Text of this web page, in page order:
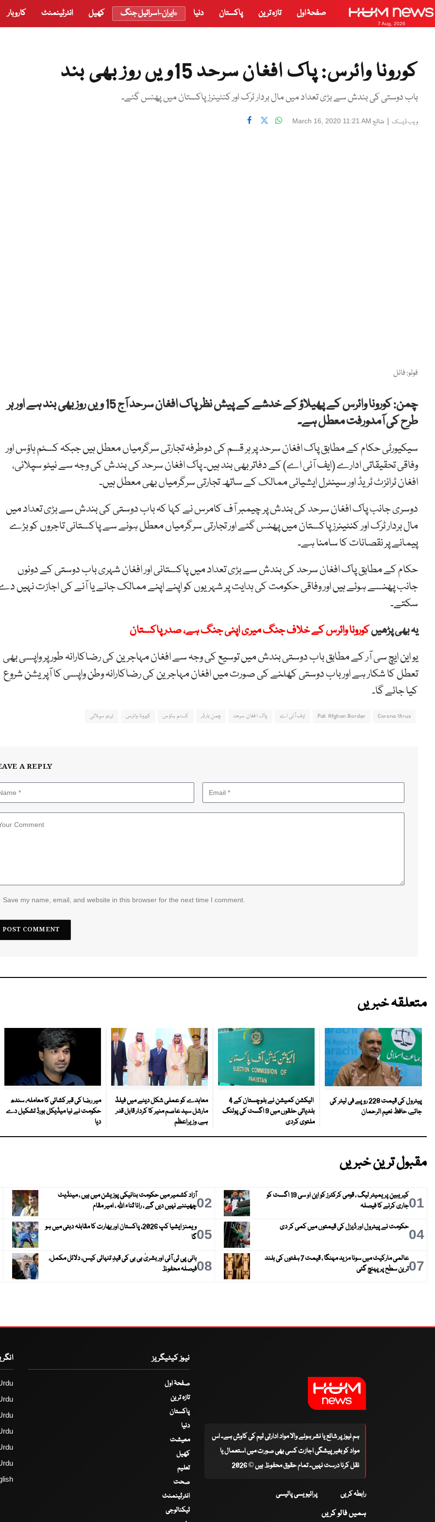
7 Aug, 2026
صفحۂ اول تازہ ترین پاکستان دنیا ایران-اسرائیل جنگ کھیل انٹرٹینمنٹ کاروبار
کورونا وائرس: پاک افغان سرحد 15ویں روز بھی بند
باب دوستی کی بندش سے بڑی تعداد میں مال بردار ٹرک اور کنٹینرز پاکستان میں پھنس گئے۔
ویب ڈیسک | شائع March 16, 2020 11:21 AM
فوٹو: فائل
چمن: کورونا وائرس کے پھیلاؤ کے خدشے کے پیش نظر پاک افغان سرحد آج 15 ویں روز بھی بند ہے اور ہر
طرح کی آمدورفت معطل ہے۔
سیکیورٹی حکام کے مطابق پاک افغان سرحد پر ہر قسم کی دوطرفہ تجارتی سرگرمیاں معطل ہیں جبکہ کسٹم ہاؤس اور
وفاقی تحقیقاتی ادارے (ایف آئی اے) کے دفاتر بھی بند ہیں۔ پاک افغان سرحد کی بندش کی وجہ سے نیٹو سپلائی،
افغان ٹرانزٹ ٹریڈ اور سینٹرل ایشیائی ممالک کے ساتھ تجارتی سرگرمیاں بھی معطل ہیں۔
دوسری جانب پاک افغان سرحد کی بندش پر چیمبر آف کامرس نے کہا کہ باب دوستی کی بندش سے بڑی تعداد میں
مال بردار ٹرک اور کنٹینرز پاکستان میں پھنس گئے اور تجارتی سرگرمیاں معطل ہونے سے پاکستانی تاجروں کو بڑے
پیمانے پر نقصانات کا سامنا ہے۔
حکام کے مطابق پاک افغان سرحد کی بندش سے بڑی تعداد میں پاکستانی اور افغان شہری باب دوستی کے دونوں
جانب پھنسے ہوئے ہیں اور وفاقی حکومت کی ہدایت پر شہریوں کو اپنے اپنے ممالک جانے یا آنے کی اجازت نہیں
سکتے۔
یہ بھی پڑھیںکورونا وائرس کے خلاف جنگ میری اپنی جنگ ہے، صدر پاکستان
یو این ایچ سی آر کے مطابق باب دوستی بندش میں توسیع کی وجہ سے افغان مہاجرین کی رضاکارانہ طور پر واپسی بھی
تعطل کا شکار ہے اور باب دوستی کھلنے کی صورت میں افغان مہاجرین کی رضاکارانہ وطن واپسی کا آپریشن شروع
کیا جائے گا۔
Corona Virus
Pak Afghan Border ایف آئی اے پاک افغان سرحد چمن بارڈر کسٹم ہاؤس کورونا وائرس نیٹو سپلائی
A REPLY
Save my name, email, and website in this browser for the next time I comment.
متعلقہ خبریں
پیٹرول کی قیمت 228 روپے فی لیٹر کی
جائے، حافظ نعیم الرحمان
الیکشن کمیشن نے بلوچستان کے 4
بلدیاتی حلقوں میں 9 اگست کی پولنگ
ملتوی کردی
معاہدے کو عملی شکل دینے میں فیلڈ
مارشل سید عاصم منیر کا کردار قابل قدر
ہے، وزیراعظم
میر رضا کی قبر کشائی کا معاملہ، سندھ
حکومت نے نیا میڈیکل بورڈ تشکیل دے
دیا
مقبول ترین خبریں
01
کیریبین پریمیئر لیگ ، قومی کرکٹرز کو این او سی 19 اگست کو
جاری کرنے کا فیصلہ
02آزاد کشمیر میں حکومت بنانیکی پوزیشن میں ہیں ، مینڈیٹ
چھیننے نہیں دیں گے ، رانا ثناء اللہ ، امیر مقام
04حکومت نے پیٹرول اور ڈیزل کی قیمتوں میں کمی کر دی 05
ویمنز ایشیا کپ 2026، پاکستان اور بھارت کا مقابلہ دبئی میں ہو
گا
07
عالمی مارکیٹ میں سونا مزید مہنگا ، قیمت 7 ہفتوں کی بلند
ترین سطح پر پہنچ گئی
08بانی پی ٹی آئی اور بشریٰ بی بی کی قیدِ تنہائی کیس، دلائل مکمل،
فیصلہ محفوظ
ہم نیوز پر شائع یا نشر ہونے والا مواد ادارتی ٹیم کی کاوش ہے۔ اس
مواد کو بغیر پیشگی اجازت کسی بھی صورت میں استعمال یا
نقل کرنا درست نہیں۔ تمام حقوق محفوظ ہیں © 2026
رابطہ کریں پرائیویسی پالیسی
ہمیں فالو کریں
نیوز کیٹیگریز
صفحۂ اول
تازہ ترین
پاکستان
دنیا
معیشت
کھیل
تعلیم
صحت
انٹرٹینمنٹ
ٹیکنالوجی